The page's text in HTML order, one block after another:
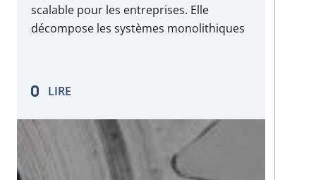
scalable pour les entreprises. Elle
décompose les systèmes monolithiques
robustes, et intègre parfaitement les
solutions cloud pour réduire les coûts et
améliorer l’efficacité. Toutefois, elle
présente des défis tels que…
LIRE